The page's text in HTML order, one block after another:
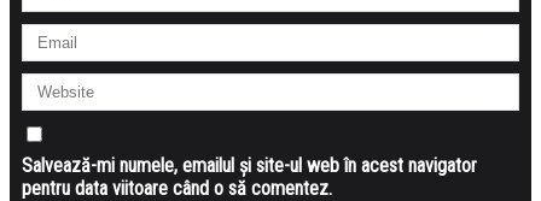
Salvează-mi numele, emailul și site-ul web în acest navigator
pentru data viitoare când o să comentez.